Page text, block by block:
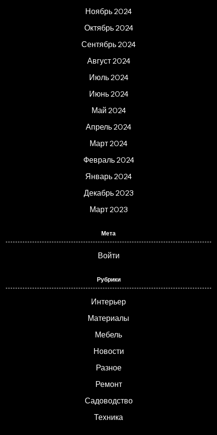
Ноябрь 2024
Октябрь 2024
Сентябрь 2024
Август 2024
Июль 2024
Июнь 2024
Май 2024
Апрель 2024
Март 2024
Февраль 2024
Январь 2024
Декабрь 2023
Март 2023
Мета
Войти
Рубрики
Интерьер
Материалы
Мебель
Новости
Разное
Ремонт
Садоводство
Техника